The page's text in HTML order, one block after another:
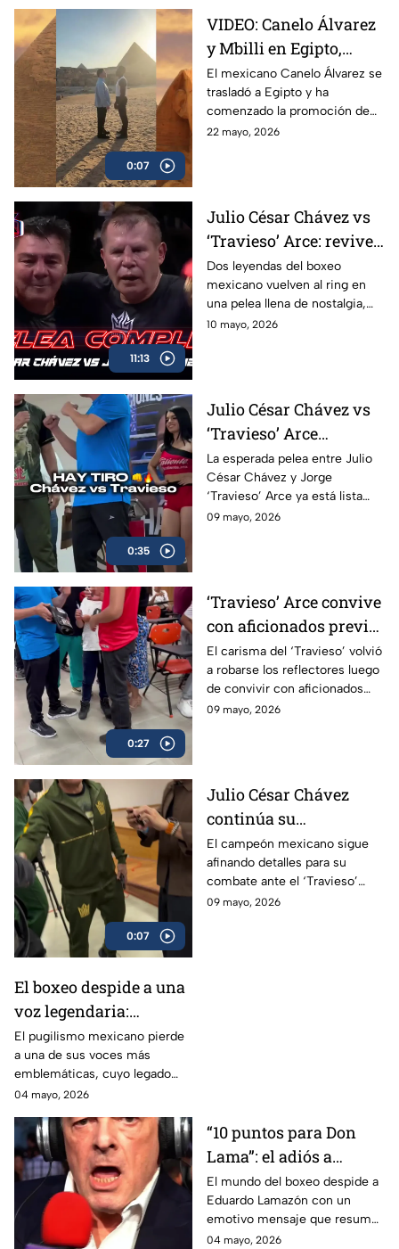
0:07
VIDEO: Canelo Álvarez
y Mbilli en Egipto,
tienen primer cara a
cara
El mexicano Canelo Álvarez se
trasladó a Egipto y ha
comenzado la promoción de
su combate ante el francés
22 mayo, 2026
11:13
Julio César Chávez vs
‘Travieso’ Arce: revive
la pelea completa en
Box Azteca
Dos leyendas del boxeo
mexicano vuelven al ring en
una pelea llena de nostalgia,
emoción y grandes momentos
10 mayo, 2026
0:35
Julio César Chávez vs
‘Travieso’ Arce
cumplen con la
báscula; habrá pelea en
Box Azteca
La esperada pelea entre Julio
César Chávez y Jorge
‘Travieso’ Arce ya está lista
luego de que ambos superaran
09 mayo, 2026
0:27
‘Travieso’ Arce convive
con aficionados previo
a su esperado combate
El carisma del ‘Travieso’ volvió
a robarse los reflectores luego
de convivir con aficionados
antes de subir al ring.
09 mayo, 2026
0:07
Julio César Chávez
continúa su
preparación para
enfrentar al ‘Travieso’
Arce
El campeón mexicano sigue
afinando detalles para su
combate ante el ‘Travieso’
Arce
09 mayo, 2026
El boxeo despide a una
voz legendaria:
Eduardo Lamazón
El pugilismo mexicano pierde
a una de sus voces más
emblemáticas, cuyo legado
marcó a generaciones.
04 mayo, 2026
“10 puntos para Don
Lama”: el adiós a
Eduardo Lamazón
El mundo del boxeo despide a
Eduardo Lamazón con un
emotivo mensaje que resume
su legado imborrable.
04 mayo, 2026